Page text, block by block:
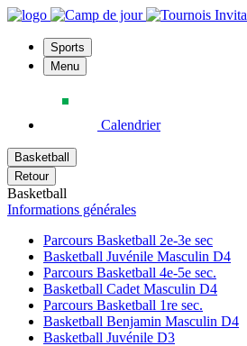
Sports
Menu
Calendrier
Basketball
Retour
Basketball
Informations générales
Parcours Basketball 2e-3e sec
Basketball Juvénile Masculin D4
Parcours Basketball 4e-5e sec.
Basketball Cadet Masculin D4
Parcours Basketball 1re sec.
Basketball Benjamin Masculin D4
Basketball Juvénile D3